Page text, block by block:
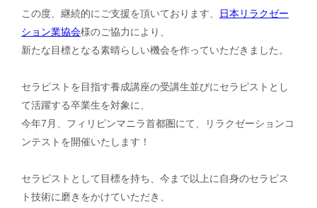
× メニューを閉じる
この度、継続的にご支援を頂いております、
日本リラクゼー
ション業協会様のご協力により、
新たな目標となる素晴らしい機会を作っていただきました。
セラピストを目指す養成講座の受講生並びにセラピストとし
て活躍する卒業生を対象に、
今年7月、フィリピンマニラ首都圏にて、リラクゼーションコ
ンテストを開催いたします！
セラピストとして目標を持ち、今まで以上に自身のセラピス
ト技術に磨きをかけていただき、